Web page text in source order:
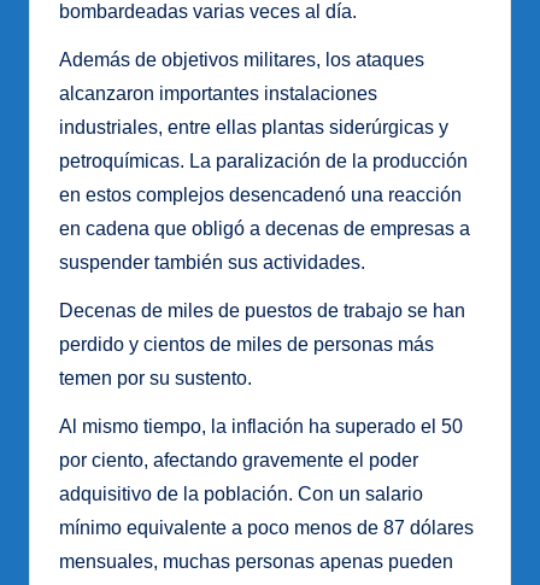
bombardeadas varias veces al día.
Además de objetivos militares, los ataques
alcanzaron importantes instalaciones
industriales, entre ellas plantas siderúrgicas y
petroquímicas. La paralización de la producción
en estos complejos desencadenó una reacción
en cadena que obligó a decenas de empresas a
suspender también sus actividades.
Decenas de miles de puestos de trabajo se han
perdido y cientos de miles de personas más
temen por su sustento.
Al mismo tiempo, la inflación ha superado el 50
por ciento, afectando gravemente el poder
adquisitivo de la población. Con un salario
mínimo equivalente a poco menos de 87 dólares
mensuales, muchas personas apenas pueden